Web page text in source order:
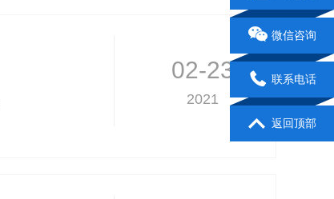
02-23
2021
微信咨询
联系电话
返回顶部